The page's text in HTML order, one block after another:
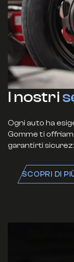
I nostri
Ogni auto ha
Gomme ti
garantirti
SCOPRI DI